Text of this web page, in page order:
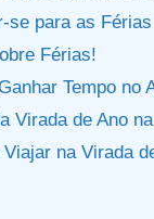
se para as
Férias!
Tempo no
Virada de Ano
na Virada